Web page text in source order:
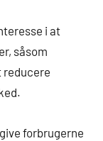
i at
såsom
reducere
forbrugerne